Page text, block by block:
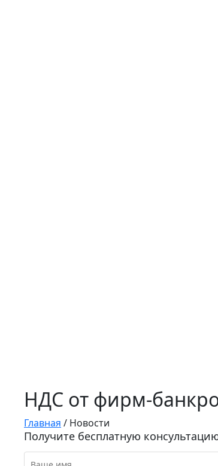
НДС от фирм-
Главная / Новости
Получите бесплатную